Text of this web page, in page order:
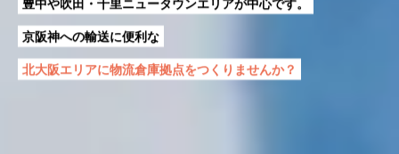
豊中や吹田・千里ニュータウンエリアが中心です。
京阪神への輸送に便利な
北大阪エリアに物流倉庫拠点をつくりませんか？